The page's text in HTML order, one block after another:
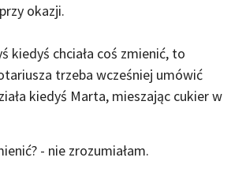
okazji.
kiedyś chciała coś zmienić, to
trzeba wcześniej umówić
kiedyś Marta, mieszając cukier w
- nie zrozumiałam.